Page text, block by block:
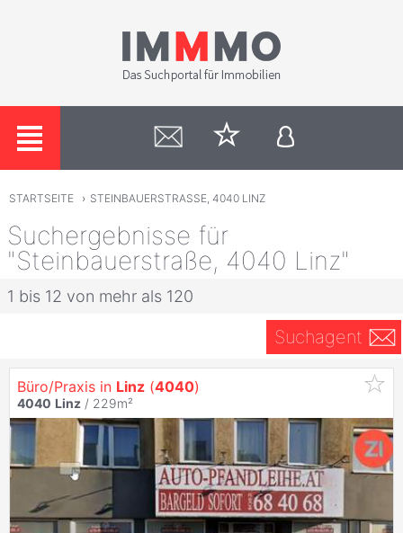
STARTSEITE › STEINBAUERSTRASSE, 4040 LINZ
Suchergebnisse für
"Steinbauerstraße, 4040 Linz"
1 bis 12 von mehr als 120
Suchagent
Büro/Praxis in Linz (4040)
4040 Linz / 229m²